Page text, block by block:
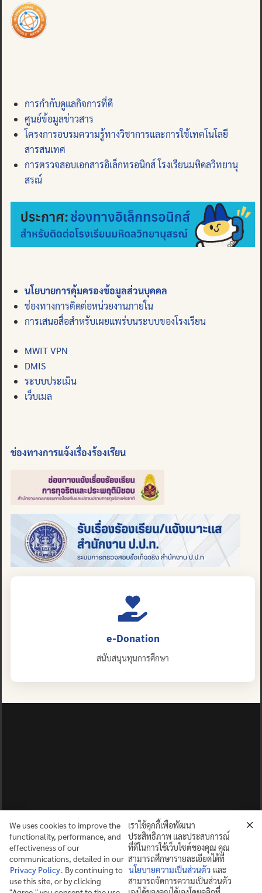
การกำกับดูแลกิจการที่ดี
ศูนย์ข้อมูลข่าวสาร
โครงการอบรมความรู้ทางวิชาการและการใช้เทคโนโลยี
สารสนเทศ
การตรวจสอบเอกสารอิเล็กทรอนิกส์ โรงเรียนมหิดลวิทยานุ
สรณ์
นโยบายการคุ้มครองข้อมูลส่วนบุคคล
ช่องทางการติดต่อหน่วยงานภายใน
การเสนอสื่อสำหรับเผยแพร่บนระบบของโรงเรียน
MWIT VPN
DMIS
ระบบประเมิน
เว็บเมล
ช่องทางการแจ้งเรื่องร้องเรียน
e-Donation
สนับสนุนทุนการศึกษา
ปญฺญาย ปริสุชฺฌติ (คนย่อมบริสุทธิ์ด้วยปัญญา)
We uses cookies to improve the
functionality, performance, and
effectiveness of our
communications, detailed in our
Privacy Policy. By continuing to
use this site, or by clicking
เราใช้คุกกี้เพื่อพัฒนา
ประสิทธิภาพ และประสบการณ์
ที่ดีในการใช้เว็บไซต์ของคุณ คุณ
สามารถศึกษารายละเอียดได้ที่
นโยบายความเป็นส่วนตัว และ
สามารถจัดการความเป็นส่วนตัว